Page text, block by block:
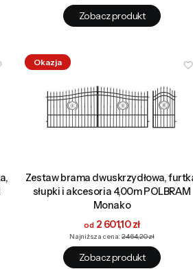
Zobacz produkt
Okazja
Zestaw brama dwuskrzydłowa,
słupki i akcesoria 4,00m POLBRAM
Monako
Cena promocyjna
2 601,10 zł
Najniższa cena: 2 464,20 zł
Zobacz produkt